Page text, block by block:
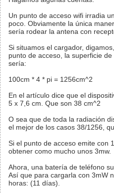
Un punto de acceso wifi irradia
poco. Obviamente la única
sería rodear la antena con
Si situamos el cargador,
punto de acceso, la superficie
sería:
100cm * 4 * pi = 1256cm^2
En el artículo dice que el
5 x 7,6 cm. Que son 38 cm^2
O sea que de toda la radiación
el mejor de los casos 38/1256,
Si el punto de acceso emite con
obtener como mucho unos 3mw.
Ahora, una batería de teléfono
Así que para cargarla con 3mW
horas: (11 días).